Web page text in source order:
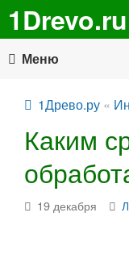
1Drevo.ru
Меню
1Древо.ру «
Каким
19 декабря